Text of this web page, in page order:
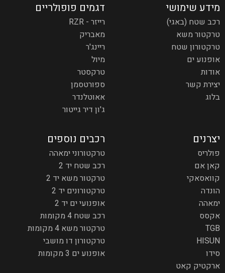
מידע שימושי
רכב שטח (באגי)
טרקטור משא
טרקטורון שטח
אופנוע ים
אודות
יצירת קשר
בלוג
דגמים פופולריים
רייזר - RZR
מאבריק
ריינג'ר
מיול
טרקסטר
ספורטסמן
אאוטלנדר
ג'ון דיר גייטור
יצרנים
פולריס
קאן אם
קוואסאקי
הונדה
ימאהה
אקסס
TGB
HISUN
סידו
ארקטיק קאט
רכבים נוספים
טרקטורוני ימאהה
רכב שטח יד 2
טרקטור משא יד 2
טרקטורונים יד 2
אופנועי ים יד 2
רכב שטח 4 מקומות
טרקטור משא 4 מקומות
טרקטורון דו מושבי
אופנוע ים 3 מקומות